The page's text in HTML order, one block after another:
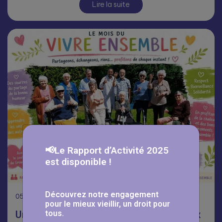
Lire la suite
05
Une journée Portes Ouvertes réussie aux
📢Le Rapport d’Activité 2025
est disponible !
Découvrez notre engagement
pour le mieux vieillir, un droit pour
tous.